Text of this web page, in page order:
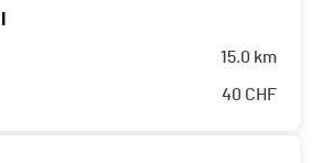
15.0 km
40 CHF